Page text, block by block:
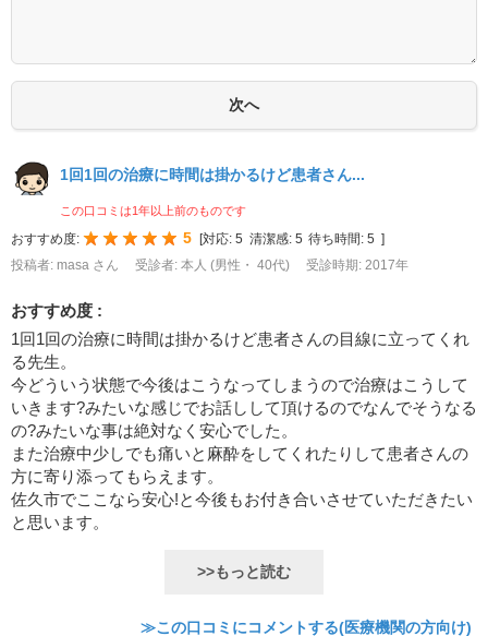
1回1回の治療に時間は掛かるけど患者さん...
この口コミは1年以上前のものです
おすすめ度: 5 [対応: 5 清潔感: 5 待ち時間: 5 ]
投稿者: masa さん
受診者: 本人 (男性・ 40代) 受診時期: 2017年
おすすめ度 :
1回1回の治療に時間は掛かるけど患者さんの目線に立ってくれ
る先生。
今どういう状態で今後はこうなってしまうので治療はこうして
いきます?みたいな感じでお話しして頂けるのでなんでそうなる
の?みたいな事は絶対なく安心でした。
また治療中少しでも痛いと麻酔をしてくれたりして患者さんの
方に寄り添ってもらえます。
佐久市でここなら安心!と今後もお付き合いさせていただきたい
と思います。
>>もっと読む
≫この口コミにコメントする(医療機関の方向け)